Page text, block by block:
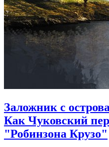
Заложник с
Как Чуковский
"Робинзона Крузо"